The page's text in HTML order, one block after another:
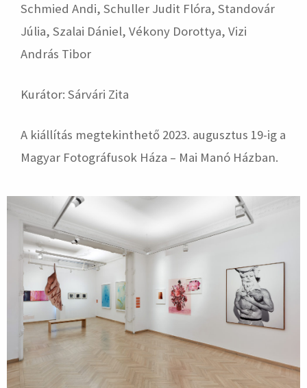
Schmied Andi, Schuller Judit Flóra, Standovár
Júlia, Szalai Dániel, Vékony Dorottya, Vizi
András Tibor
Kurátor: Sárvári Zita
A kiállítás megtekinthető 2023. augusztus 19-ig a
Magyar Fotográfusok Háza – Mai Manó Házban.